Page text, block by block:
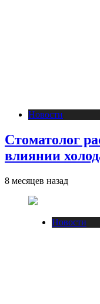
Новости
Стоматолог
влиянии
8 месяцев назад
Новости